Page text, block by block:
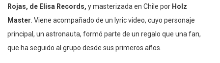
Rojas, de Elisa Records, y masterizada en Chile por Holz
Master. Viene acompañado de un lyric video, cuyo personaje
principal, un astronauta, formó parte de un regalo que una fan,
que ha seguido al grupo desde sus primeros años.